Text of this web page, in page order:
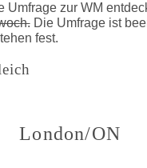
Umfrage zur WM
Die Umfrage ist
fest.
London/ON